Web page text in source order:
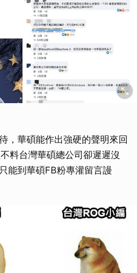
，華碩能作出強硬的聲明來回
料台灣華碩總公司卻遲遲沒
能到華碩FB粉專灌留言謾